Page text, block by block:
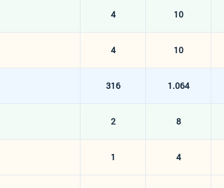
4 10
4 10
316 1.064
2 8
1 4